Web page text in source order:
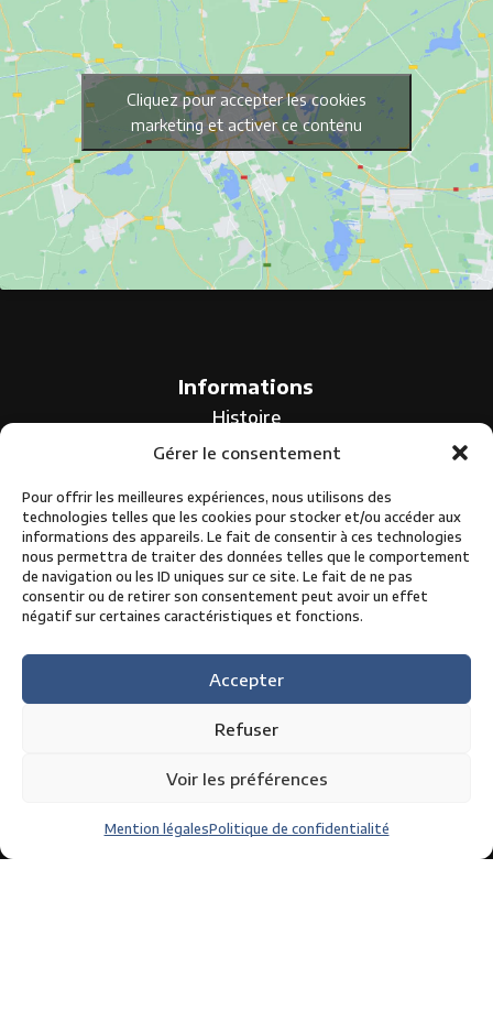
Gérer le consentement
Pour offrir les meilleures expériences, nous utilisons des
technologies telles que les cookies pour stocker et/ou accéder aux
informations des appareils. Le fait de consentir à ces technologies
nous permettra de traiter des données telles que le comportement
de navigation ou les ID uniques sur ce site. Le fait de ne pas
consentir ou de retirer son consentement peut avoir un effet
négatif sur certaines caractéristiques et fonctions.
Accepter
Refuser
Voir les préférences
Mention légalesPolitique de confidentialité
Cliquez pour accepter les cookies
marketing et activer ce contenu
Informations
Histoire
Évènements
Locations et événementiel
Partenaires
Contact